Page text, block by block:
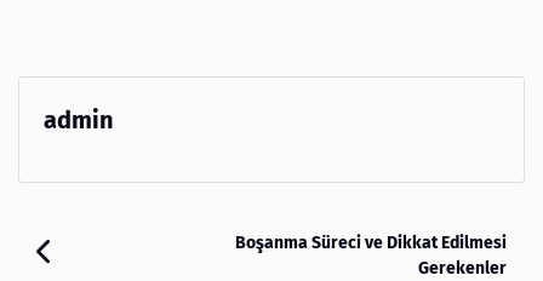
admin
Boşanma Süreci ve Dikkat Edilmesi
Gerekenler